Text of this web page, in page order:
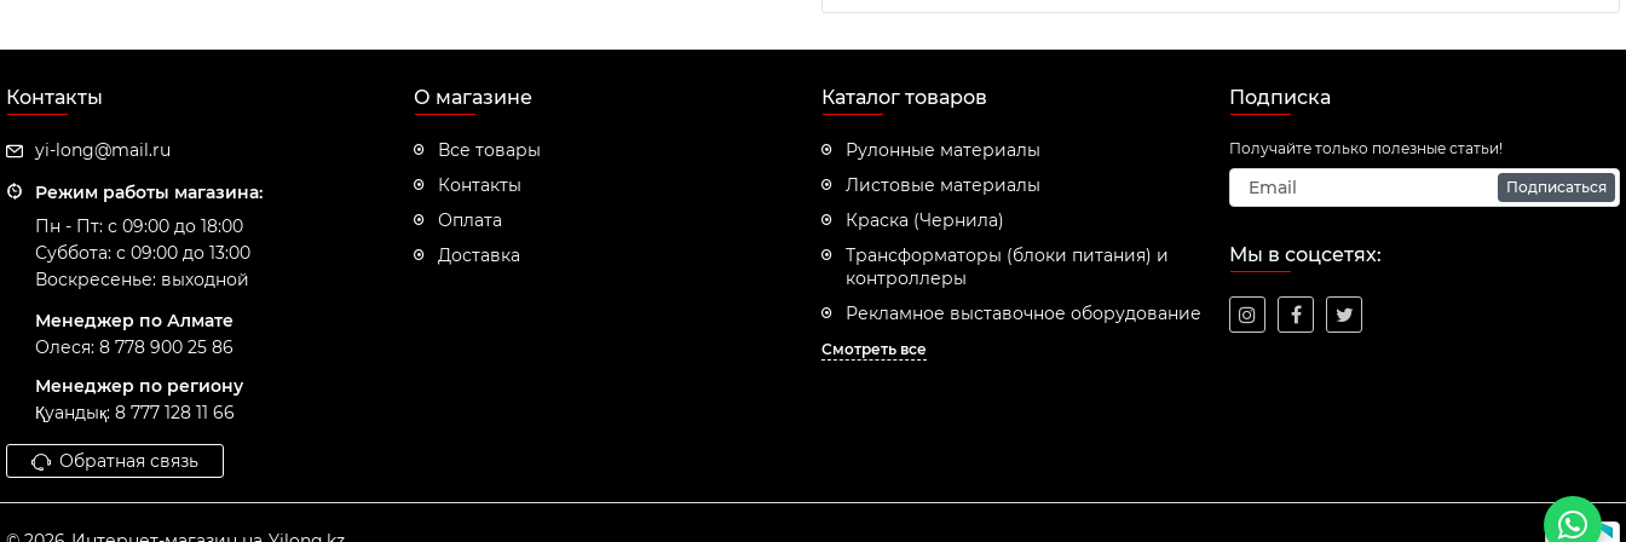
Контакты
yi-long@mail.ru
Режим работы магазина:
Пн - Пт: с 09:00 до 18:00
Суббота: с 09:00 до 13:00
Воскресенье: выходной
Менеджер по Алмате
Олеся: 8 778 900 25 86
Менеджер по региону
Қуандық: 8 777 128 11 66
Обратная связь
О магазине
Все товары
Контакты
Оплата
Доставка
Каталог товаров
Рулонные материалы
Листовые материалы
Краска (Чернила)
Трансформаторы (блоки питания) и
контроллеры
Рекламное выставочное оборудование
Смотреть все
Подписка
Получайте только полезные статьи!
Подписаться
Мы в соцсетях: